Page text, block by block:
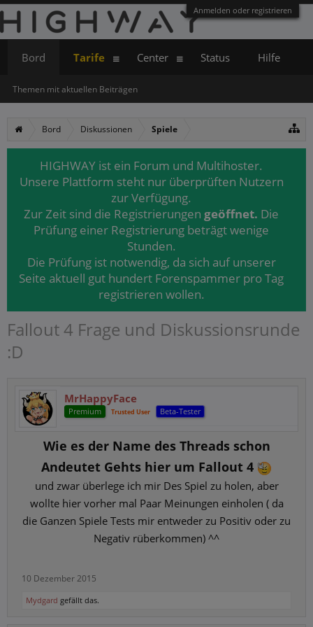
Anmelden oder registrieren
Bord Diskussionen Spiele
HIGHWAY ist ein Forum und Multihoster.
Unsere Plattform steht nur überprüften Nutzern
zur Verfügung.
Zur Zeit sind die Registrierungen geöffnet. Die
Prüfung einer Registrierung beträgt wenige
Stunden.
Die Prüfung ist notwendig, da sich auf unserer
Seite aktuell gut hundert Forenspammer pro Tag
registrieren wollen.
Fallout 4 Frage und Diskussionsrunde
:D
MrHappyFace
Premium Trusted User Beta-Tester
Wie es der Name des Threads schon
Andeutet Gehts hier um Fallout 4
und zwar überlege ich mir Des Spiel zu holen, aber
wollte hier vorher mal Paar Meinungen einholen ( da
die Ganzen Spiele Tests mir entweder zu Positiv oder zu
Negativ rüberkommen) ^^
10 Dezember 2015
Mydgard gefällt das.
Bord
Themen mit aktuellen Beiträgen
Tarife Center Status Hilfe